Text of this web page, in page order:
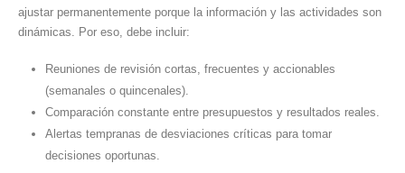
ajustar permanentemente porque la información y las actividades son
dinámicas. Por eso, debe incluir:
Reuniones de revisión cortas, frecuentes y accionables
(semanales o quincenales).
Comparación constante entre presupuestos y resultados reales.
Alertas tempranas de desviaciones críticas para tomar
decisiones oportunas.